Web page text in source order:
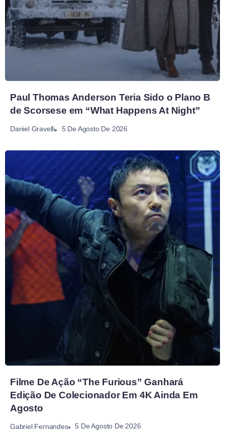
Paul Thomas Anderson Teria Sido o Plano B
de Scorsese em “What Happens At Night”
Daniel Gravelli 5 De Agosto De 2026
Filme De Ação “The Furious” Ganhará
Edição De Colecionador Em 4K Ainda Em
Agosto
Gabriel Fernandes 5 De Agosto De 2026